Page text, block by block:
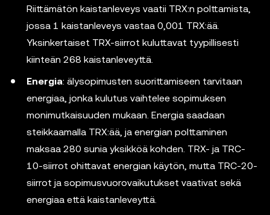
Riittämätön kaistanleveys vaatii TRX:n polttamista,
jossa 1 kaistanleveys vastaa 0,001 TRX:ää.
Yksinkertaiset TRX-siirrot kuluttavat tyypillisesti
kiinteän 268 kaistanleveyttä.
Energia: älysopimusten suorittamiseen tarvitaan
energiaa, jonka kulutus vaihtelee sopimuksen
monimutkaisuuden mukaan. Energia saadaan
steikkaamalla TRX:ää, ja energian polttaminen
maksaa 280 sunia yksikköä kohden. TRX- ja TRC-
10-siirrot ohittavat energian käytön, mutta TRC-20-
siirrot ja sopimusvuorovaikutukset vaativat sekä
energiaa että kaistanleveyttä.